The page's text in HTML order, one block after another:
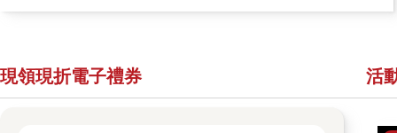
現領現折電子禮券 活